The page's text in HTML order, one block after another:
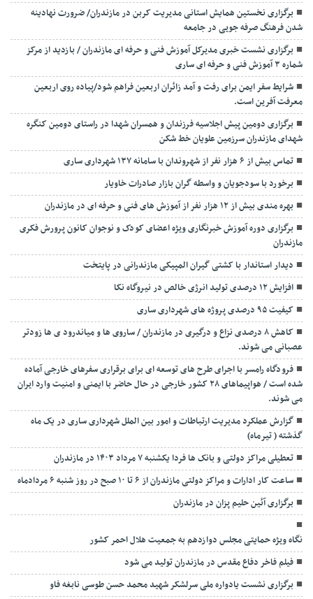
برگزاری نخستین همایش استانی مدیریت کربن در مازندران/ ضرورت نهادینه
شدن فرهنگ صرفه جویی در جامعه
برگزاری نشست خبری مدیرکل آموزش فنی و حرفه ای مازندران / بازدید از مرکز
شماره ۳ آموزش فنی و حرفه ای ساری
شرایط سفر ایمن برای رفت و آمد زائران اربعین فراهم شود/پیاده روی اربعین
معرفت آفرین است.
برگزاری دومین پیش اجلاسیه فرزندان و همسران شهدا در راستای دومین کنگره
شهدای مازندران سرزمین علویان خط شکن
تماس بیش از ۶ هزار نفر از شهروندان با سامانه ۱۳۷ شهرداری ساری
برخورد با سودجویان و واسطه گران بازار صادرات خاویار
بهره مندی بیش از ۱۲ هزار نفر از آموزش های فنی و حرفه ای در مازندران
برگزاری دوره آموزش خبرنگاری ویژه اعضای کودک و نوجوان کانون پرورش فکری
مازندران
دیدار استاندار با کشتی گیران المپیکی مازندرانی در پایتخت
افزایش ۱۲ درصدی تولید انرژی خالص در نیروگاه نکا
کیفیت ۹۵ درصدی پروژه های شهرداری ساری
کاهش ۸ درصدی نزاع و درگیری در مازندران / ساروی ها و میاندرود ی ها زودتر
عصبانی می شوند.
فرودگاه رامسر با اجرای طرح های توسعه ای برای برقراری سفرهای خارجی آماده
شده است / هواپیماهای ۲۸ کشور خارجی در حال حاضر با ایمنی و امنیت وارد ایران
می شوند.
گزارش عملکرد مدیریت ارتباطات و امور بین الملل شهرداری ساری در یک ماه
گذشته ( تیرماه)
تعطیلی مراکز دولتی و بانک ها فردا یکشنبه ۷ مرداد ۱۴۰۳ در مازندران
ساعت کار ادارات و مراکز دولتی مازندران از ۶ تا ۱۰ صبح در روز شنبه ۶ مردادماه
برگزاری آئین حلیم پزان در مازندران
نگاه ویژه حمایتی مجلس دوازدهم به جمعیت هلال احمر کشور
فیلم فاخر دفاع مقدس در مازندران تولید می شود
برگزاری نشست یادواره ملی سرلشکر شهید محمد حسن طوسی نابغه فاو